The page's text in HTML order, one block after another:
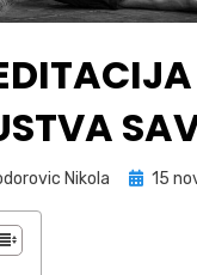
Nikola
Posted
15